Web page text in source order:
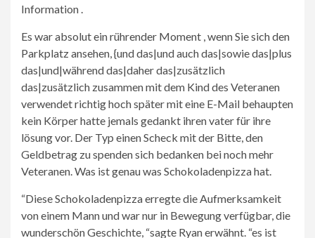
Information .
Es war absolut ein rührender Moment , wenn Sie sich den
Parkplatz ansehen, {und das|und auch das|sowie das|plus
das|und|während das|daher das|zusätzlich
das|zusätzlich zusammen mit dem Kind des Veteranen
verwendet richtig hoch später mit eine E-Mail behaupten
kein Körper hatte jemals gedankt ihren vater für ihre
lösung vor. Der Typ einen Scheck mit der Bitte, den
Geldbetrag zu spenden sich bedanken bei noch mehr
Veteranen. Was ist genau was Schokoladenpizza hat.
“Diese Schokoladenpizza erregte die Aufmerksamkeit
von einem Mann und war nur in Bewegung verfügbar, die
wunderschön Geschichte, “sagte Ryan erwähnt. “es ist